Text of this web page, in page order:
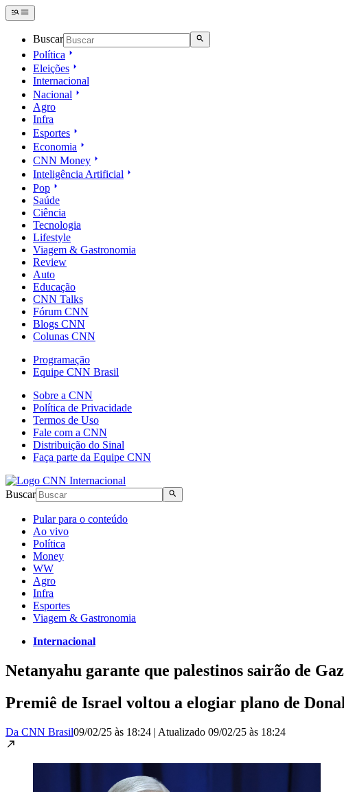
Buscar
Política
Eleições
Internacional
Nacional
Agro
Infra
Esportes
Economia
CNN Money
Inteligência Artificial
Pop
Saúde
Ciência
Tecnologia
Lifestyle
Viagem & Gastronomia
Review
Auto
Educação
CNN Talks
Fórum CNN
Blogs CNN
Colunas CNN
Programação
Equipe CNN Brasil
Sobre a CNN
Política de Privacidade
Termos de Uso
Fale com a CNN
Distribuição do Sinal
Faça parte da Equipe CNN
Buscar
Pular para o conteúdo
Ao vivo
Política
Money
WW
Agro
Infra
Esportes
Viagem & Gastronomia
Internacional
Netanyahu garante que palestinos sairão de
Premiê de Israel voltou a elogiar plano de
Da CNN Brasil09/02/25 às 18:24 | Atualizado 09/02/25 às 18:24